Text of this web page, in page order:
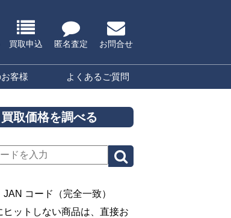
買取申込 匿名査定 お問合せ
客様 よくあるご質問
買取価格を調べる
コード（完全一致）
ットしない商品は、直接お